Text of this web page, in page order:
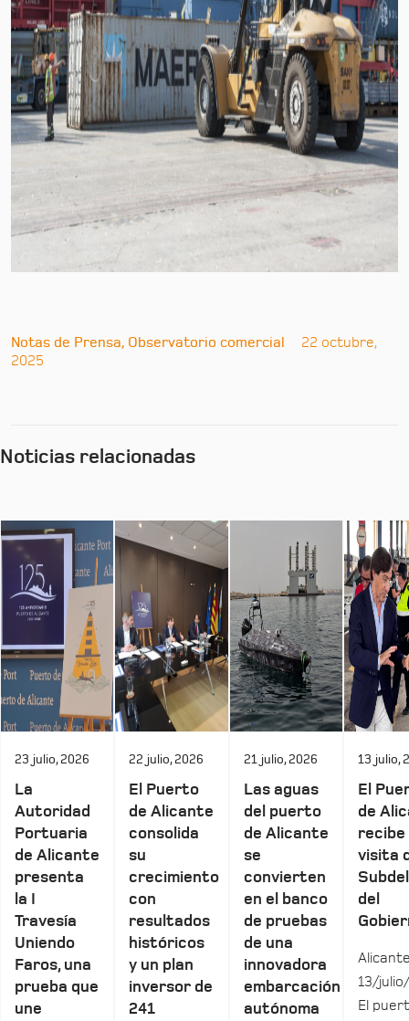
Notas de Prensa, Observatorio comercial
22 octubre,
2025
Noticias relacionadas
23 julio, 2026
La
Autoridad
Portuaria
de Alicante
presenta
la I
Travesía
Uniendo
Faros, una
prueba que
une
22 julio, 2026
El Puerto
de Alicante
consolida
su
crecimiento
con
resultados
históricos
y un plan
inversor de
241
21 julio, 2026
Las aguas
del puerto
de Alicante
se
convierten
en el banco
de pruebas
de una
innovadora
embarcación
autónoma
13 julio,
El
de
recibe
visita
del
13/
El